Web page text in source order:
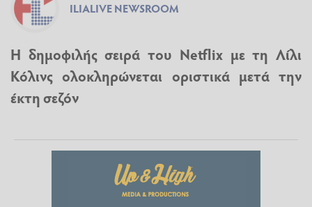
ILIALIVE NEWSROOM
Η δημοφιλής σειρά του Netflix με τη Λίλι
Κόλινς ολοκληρώνεται οριστικά μετά την
έκτη σεζόν